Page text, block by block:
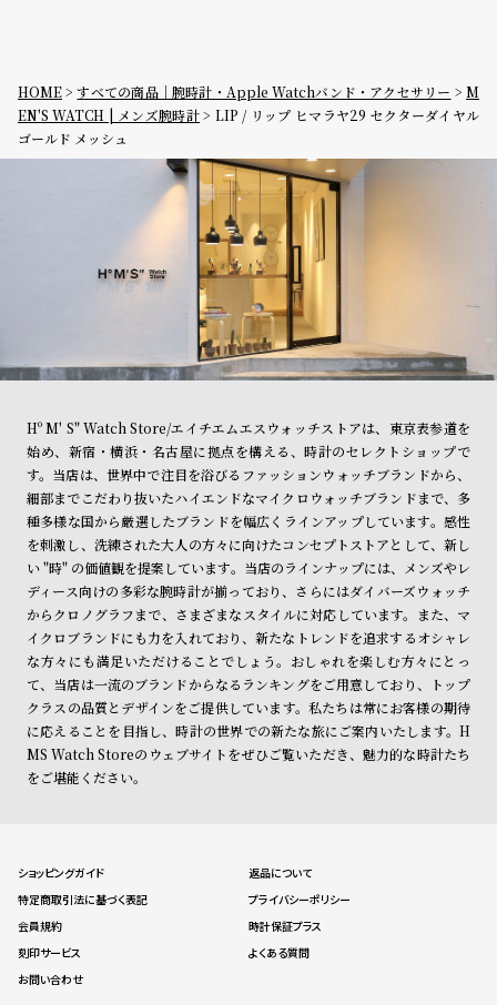
HOME すべての商品｜腕時計・Apple Watchバンド・アクセサリー
M
EN'S WATCH | メンズ腕時計
LIP / リップ ヒマラヤ29 セクターダイヤル
ゴールド メッシュ
Hº M' S" Watch Store/エイチエムエスウォッチストアは、東京表参道を
始め、新宿・横浜・名古屋に拠点を構える、時計のセレクトショップで
す。当店は、世界中で注目を浴びるファッションウォッチブランドから、
細部までこだわり抜いたハイエンドなマイクロウォッチブランドまで、多
種多様な国から厳選したブランドを幅広くラインアップしています。感性
を刺激し、洗練された大人の方々に向けたコンセプトストアとして、新し
い "時" の価値観を提案しています。当店のラインナップには、メンズやレ
ディース向けの多彩な腕時計が揃っており、さらにはダイバーズウォッチ
からクロノグラフまで、さまざまなスタイルに対応しています。また、マ
イクロブランドにも力を入れており、新たなトレンドを追求するオシャレ
な方々にも満足いただけることでしょう。おしゃれを楽しむ方々にとっ
て、当店は一流のブランドからなるランキングをご用意しており、トップ
クラスの品質とデザインをご提供しています。私たちは常にお客様の期待
に応えることを目指し、時計の世界での新たな旅にご案内いたします。H
MS Watch Storeのウェブサイトをぜひご覧いただき、魅力的な時計たち
をご堪能ください。
ショッピングガイド
返品について
特定商取引法に基づく表記
プライバシーポリシー
会員規約
時計保証プラス
刻印サービス
よくある質問
お問い合わせ